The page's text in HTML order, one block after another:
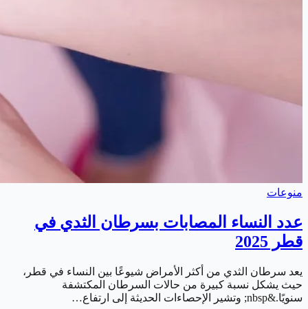
منوعات
عدد النساء المصابات بسرطان الثدي في
قطر 2025
يعد سرطان الثدي من أكثر الأمراض شيوعًا بين النساء في قطر،
حيث يشكل نسبة كبيرة من حالات السرطان المكتشفة
سنويًا.&nbsp; وتشير الإحصاءات الحديثة إلى ارتفاع…